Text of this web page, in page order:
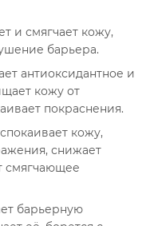
и смягчает кожу,
барьера.
антиоксидантное и
кожу от
покраснения.
кожу,
снижает
смягчающее
барьерную